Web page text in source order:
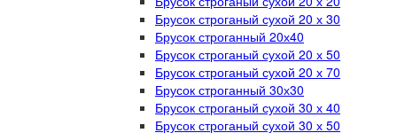
Брусок строганый сухой 20 х 30
Брусок строганный 20х40
Брусок строганый сухой 20 х 50
Брусок строганый сухой 20 х 70
Брусок строганный 30х30
Брусок строганый сухой 30 х 40
Брусок строганый сухой 30 х 50